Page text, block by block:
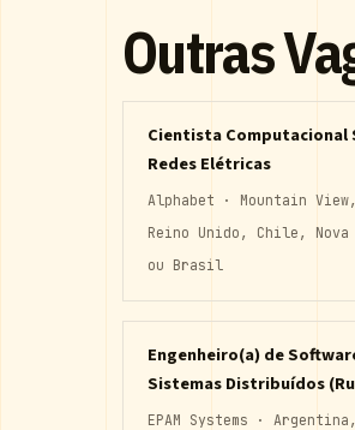
Outras
Cientista Computacional
Redes Elétricas
Alphabet · Mountain
Reino Unido, Chile,
ou Brasil
Engenheiro(a) de
Sistemas Distribuídos
EPAM Systems ·